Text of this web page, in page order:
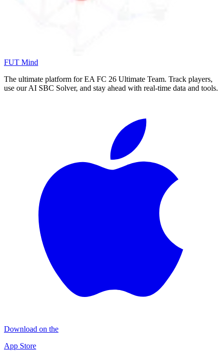
FUT Mind
The ultimate platform for EA FC 26 Ultimate Team. Track players,
use our AI SBC Solver, and stay ahead with real-time data and tools.
Download on the
App Store